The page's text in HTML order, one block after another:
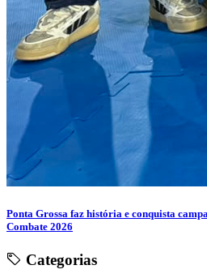
Ponta Grossa faz história e conquista
Combate 2026
Categorias